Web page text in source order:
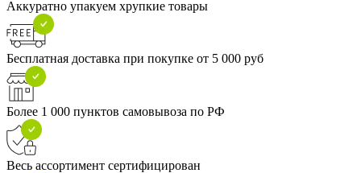
Аккуратно упакуем хрупкие товары
Бесплатная доставка при покупке от 5 000 руб
Более 1 000 пунктов самовывоза по РФ
Весь ассортимент сертифицирован